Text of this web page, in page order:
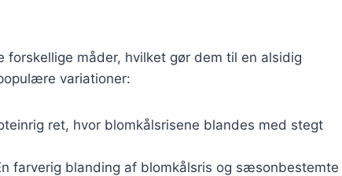
forskellige måder, hvilket gør dem til en alsidig
variationer:
ret, hvor blomkålsrisene blandes med stegt
farverig blanding af blomkålsris og sæsonbestemte